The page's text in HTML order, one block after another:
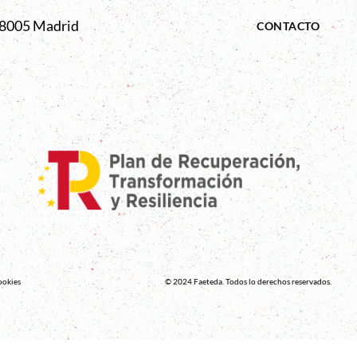
Madrid CONTACTO
© 2024 Faeteda. Todos lo derechos reservados.